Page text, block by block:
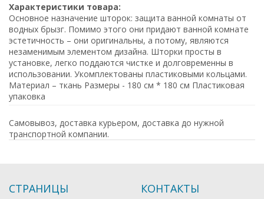
Характеристики товара:
Основное назначение шторок: защита ванной комнаты от
водных брызг. Помимо этого они придают ванной комнате
эстетичность – они оригинальны, а потому, являются
незаменимым элементом дизайна. Шторки просты в
установке, легко поддаются чистке и долговременны в
использовании. Укомплектованы пластиковыми кольцами.
Материал – ткань Размеры - 180 см * 180 см Пластиковая
упаковка
Самовывоз, доставка курьером, доставка до нужной
транспортной компании.
СТРАНИЦЫ КОНТАКТЫ